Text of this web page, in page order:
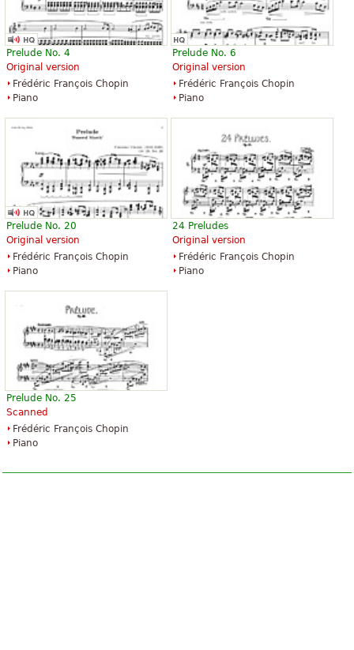
Prelude No. 4
Original version
Frédéric François Chopin
Piano
Prelude No. 6
Original version
Frédéric François Chopin
Piano
Prelude No. 20
Original version
Frédéric François Chopin
Piano
24 Preludes
Original version
Frédéric François Chopin
Piano
Prelude No. 25
Scanned
Frédéric François Chopin
Piano